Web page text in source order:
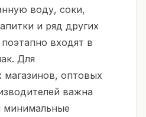
воду, соки,
и ряд других
входят в
Для
магазинов, оптовых
важна
минимальные